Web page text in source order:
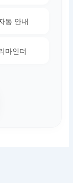
동 안내
마인더